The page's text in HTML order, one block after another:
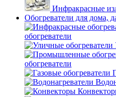
Инфракрасные
Обогреватели для дома,
обогреватели
обогреватели